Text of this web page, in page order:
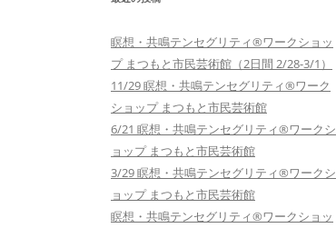
瞑想・共鳴テンセグリティ®︎ワークショッ
プ まつもと市民芸術館（2日間 2/28-3/1）
11/29 瞑想・共鳴テンセグリティ®︎ワーク
ショップ まつもと市民芸術館
6/21 瞑想・共鳴テンセグリティ®︎ワークシ
ョップ まつもと市民芸術館
3/29 瞑想・共鳴テンセグリティ®︎ワークシ
ョップ まつもと市民芸術館
瞑想・共鳴テンセグリティ®︎ワークショッ